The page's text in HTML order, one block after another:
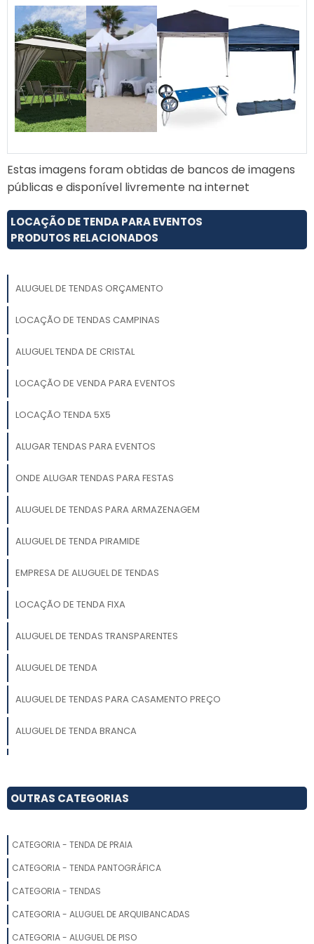
Estas imagens foram obtidas de bancos de imagens
públicas e disponível livremente na internet
LOCAÇÃO DE TENDA PARA EVENTOS
PRODUTOS RELACIONADOS
ALUGUEL DE TENDAS ORÇAMENTO
LOCAÇÃO DE TENDAS CAMPINAS
ALUGUEL TENDA DE CRISTAL
LOCAÇÃO DE VENDA PARA EVENTOS
LOCAÇÃO TENDA 5X5
ALUGAR TENDAS PARA EVENTOS
ONDE ALUGAR TENDAS PARA FESTAS
ALUGUEL DE TENDAS PARA ARMAZENAGEM
ALUGUEL DE TENDA PIRAMIDE
EMPRESA DE ALUGUEL DE TENDAS
LOCAÇÃO DE TENDA FIXA
ALUGUEL DE TENDAS TRANSPARENTES
ALUGUEL DE TENDA
ALUGUEL DE TENDAS PARA CASAMENTO PREÇO
ALUGUEL DE TENDA BRANCA
LOCAÇÃO DE TENDA PIRAMIDE
ALUGUEL DE TENDA GALPÃO
LOCAÇÃO DE TENDAS EM PORTO FELIZ
OUTRAS CATEGORIAS
CATEGORIA - TENDA DE PRAIA
CATEGORIA - TENDA PANTOGRÁFICA
CATEGORIA - TENDAS
CATEGORIA - ALUGUEL DE ARQUIBANCADAS
CATEGORIA - ALUGUEL DE PISO